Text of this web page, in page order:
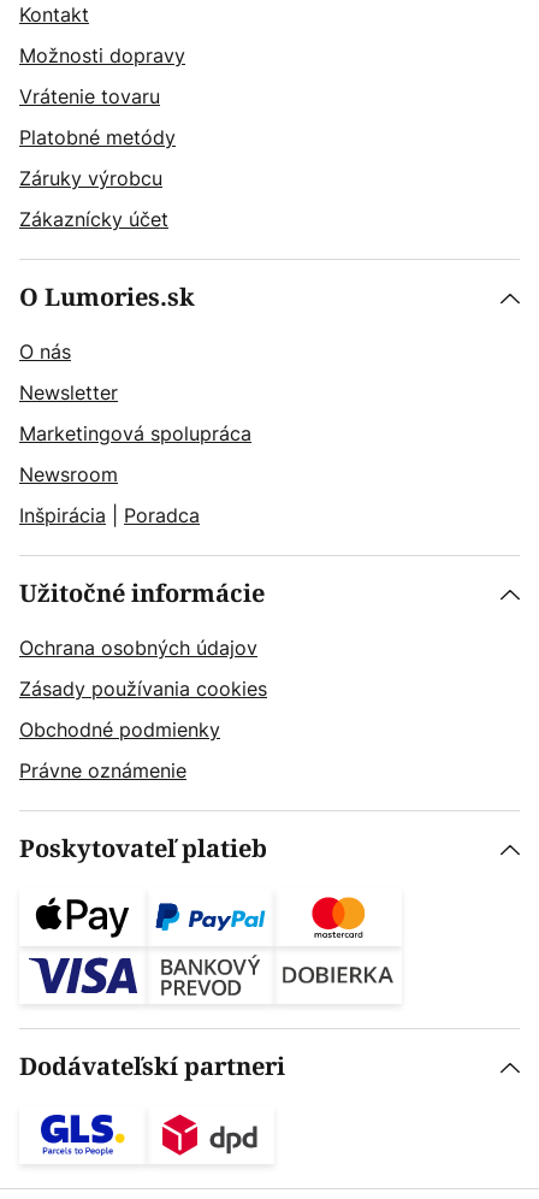
Kontakt
Možnosti dopravy
Vrátenie tovaru
Platobné metódy
Záruky výrobcu
Zákaznícky účet
O Lumories.sk
O nás
Newsletter
Marketingová spolupráca
Newsroom
Inšpirácia
Poradca
Užitočné informácie
Ochrana osobných údajov
Zásady používania cookies
Obchodné podmienky
Právne oznámenie
Poskytovateľ platieb
Dodávateľskí partneri